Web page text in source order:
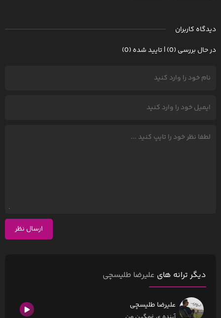
دیدگاه کاربران
در حال بررسی (0) | تایید شده (0)
ارسال نظر
دیگر ترانه های علیرضا طلیسچی
علیرضا طلیسچی